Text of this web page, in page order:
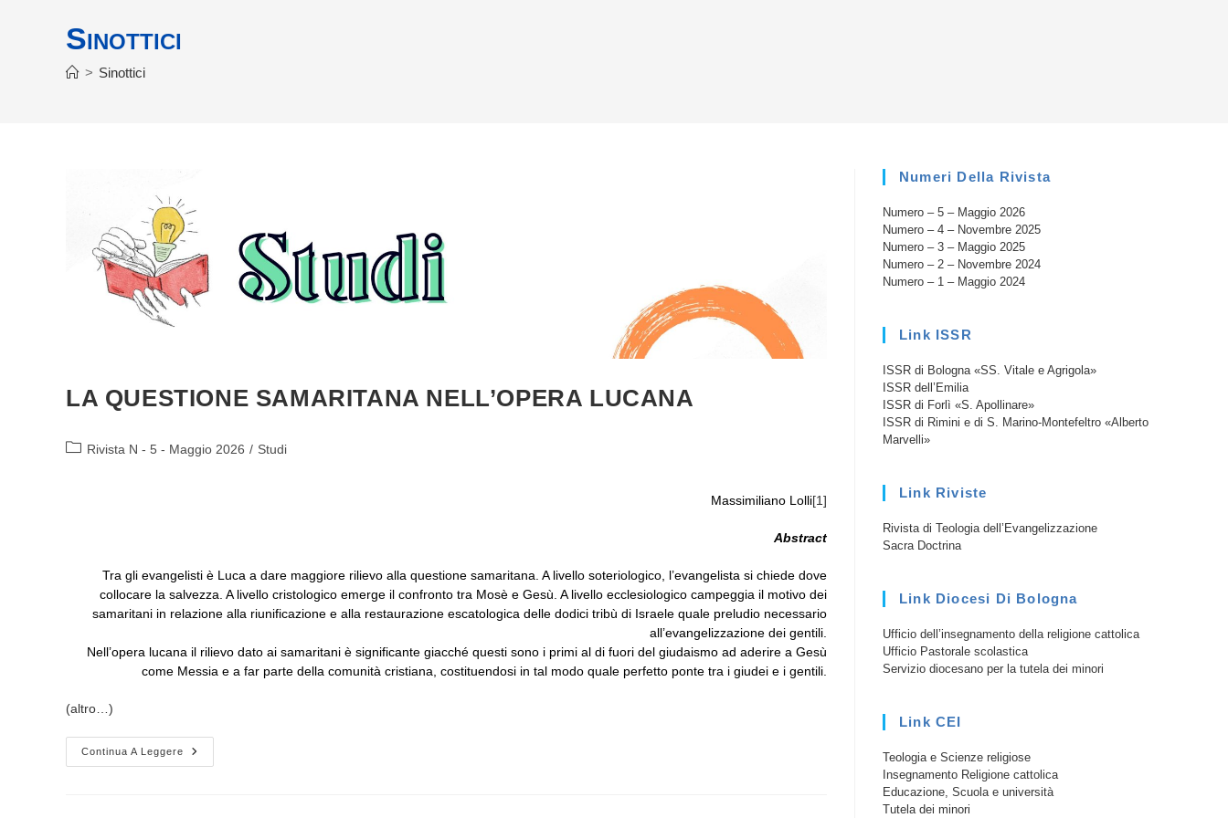
Sinottici
> Sinottici
LA QUESTIONE SAMARITANA NELL’OPERA LUCANA
Categoria
Rivista N - 5 - Maggio 2026 / Studi
Massimiliano Lolli[1]
Abstract
Tra gli evangelisti è Luca a dare maggiore rilievo alla questione samaritana. A livello soteriologico, l’evangelista si chiede dove
collocare la salvezza. A livello cristologico emerge il confronto tra Mosè e Gesù. A livello ecclesiologico campeggia il motivo dei
samaritani in relazione alla riunificazione e alla restaurazione escatologica delle dodici tribù di Israele quale preludio necessario
all’evangelizzazione dei gentili.
Nell’opera lucana il rilievo dato ai samaritani è significante giacché questi sono i primi al di fuori del giudaismo ad aderire a Gesù
come Messia e a far parte della comunità cristiana, costituendosi in tal modo quale perfetto ponte tra i giudei e i gentili.
(altro…)
Continua A Leggere
LA
QUESTIONE
Numeri Della Rivista
Numero – 5 – Maggio 2026
Numero – 4 – Novembre 2025
Numero – 3 – Maggio 2025
Numero – 2 – Novembre 2024
Numero – 1 – Maggio 2024
Link ISSR
ISSR di Bologna «SS. Vitale e Agrigola»
ISSR dell’Emilia
ISSR di Forlì «S. Apollinare»
ISSR di Rimini e di S. Marino-Montefeltro «Alberto
Marvelli»
Link Riviste
Rivista di Teologia dell’Evangelizzazione
Sacra Doctrina
Link Diocesi Di Bologna
Ufficio dell’insegnamento della religione cattolica
Ufficio Pastorale scolastica
Servizio diocesano per la tutela dei minori
Link CEI
Teologia e Scienze religiose
Insegnamento Religione cattolica
Educazione, Scuola e università
Tutela dei minori